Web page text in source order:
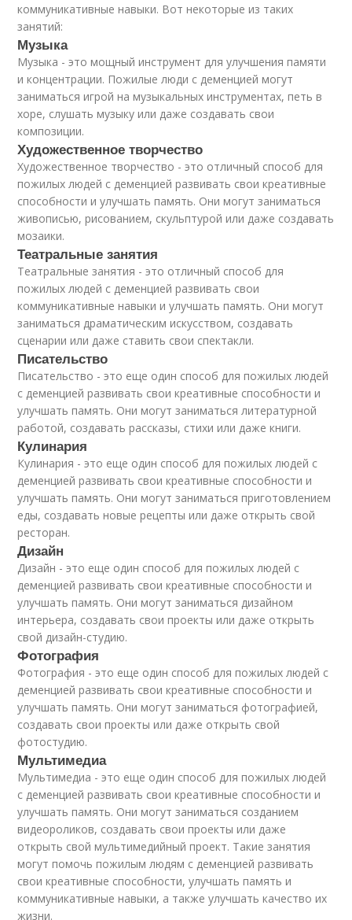
коммуникативные навыки. Вот некоторые из таких
занятий:
Музыка
Музыка - это мощный инструмент для улучшения памяти
и концентрации. Пожилые люди с деменцией могут
заниматься игрой на музыкальных инструментах, петь в
хоре, слушать музыку или даже создавать свои
композиции.
Художественное творчество
Художественное творчество - это отличный способ для
пожилых людей с деменцией развивать свои креативные
способности и улучшать память. Они могут заниматься
живописью, рисованием, скульптурой или даже создавать
мозаики.
Театральные занятия
Театральные занятия - это отличный способ для
пожилых людей с деменцией развивать свои
коммуникативные навыки и улучшать память. Они могут
заниматься драматическим искусством, создавать
сценарии или даже ставить свои спектакли.
Писательство
Писательство - это еще один способ для пожилых людей
с деменцией развивать свои креативные способности и
улучшать память. Они могут заниматься литературной
работой, создавать рассказы, стихи или даже книги.
Кулинария
Кулинария - это еще один способ для пожилых людей с
деменцией развивать свои креативные способности и
улучшать память. Они могут заниматься приготовлением
еды, создавать новые рецепты или даже открыть свой
ресторан.
Дизайн
Дизайн - это еще один способ для пожилых людей с
деменцией развивать свои креативные способности и
улучшать память. Они могут заниматься дизайном
интерьера, создавать свои проекты или даже открыть
свой дизайн-студию.
Фотография
Фотография - это еще один способ для пожилых людей с
деменцией развивать свои креативные способности и
улучшать память. Они могут заниматься фотографией,
создавать свои проекты или даже открыть свой
фотостудию.
Мультимедиа
Мультимедиа - это еще один способ для пожилых людей
с деменцией развивать свои креативные способности и
улучшать память. Они могут заниматься созданием
видеороликов, создавать свои проекты или даже
открыть свой мультимедийный проект. Такие занятия
могут помочь пожилым людям с деменцией развивать
свои креативные способности, улучшать память и
коммуникативные навыки, а также улучшать качество их
жизни.